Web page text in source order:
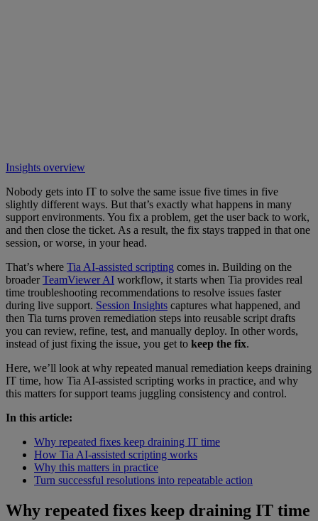
Insights overview
Nobody gets into IT to solve the same issue five times in five
slightly different ways. But that’s exactly what happens in many
support environments. You fix a problem, get the user back to work,
and then close the ticket. As a result, the fix stays trapped in that one
session, or worse, in your head.
That’s where Tia AI-assisted scripting comes in. Building on the
broaderTeamViewer AI workflow, it starts when Tia provides real
time troubleshooting recommendations to resolve issues faster
during live support. Session Insights captures what happened, and
then Tia turns proven remediation steps into reusable script drafts
you can review, refine, test, and manually deploy. In other words,
instead of just fixing the issue, you get to keep the fix.
Here, we’ll look at why repeated manual remediation keeps draining
IT time, how Tia AI-assisted scripting works in practice, and why
this matters for support teams juggling consistency and control.
In this article:
Why repeated fixes keep draining IT time
How Tia AI-assisted scripting works
Why this matters in practice
Turn successful resolutions into repeatable action
Why repeated fixes keep draining IT time